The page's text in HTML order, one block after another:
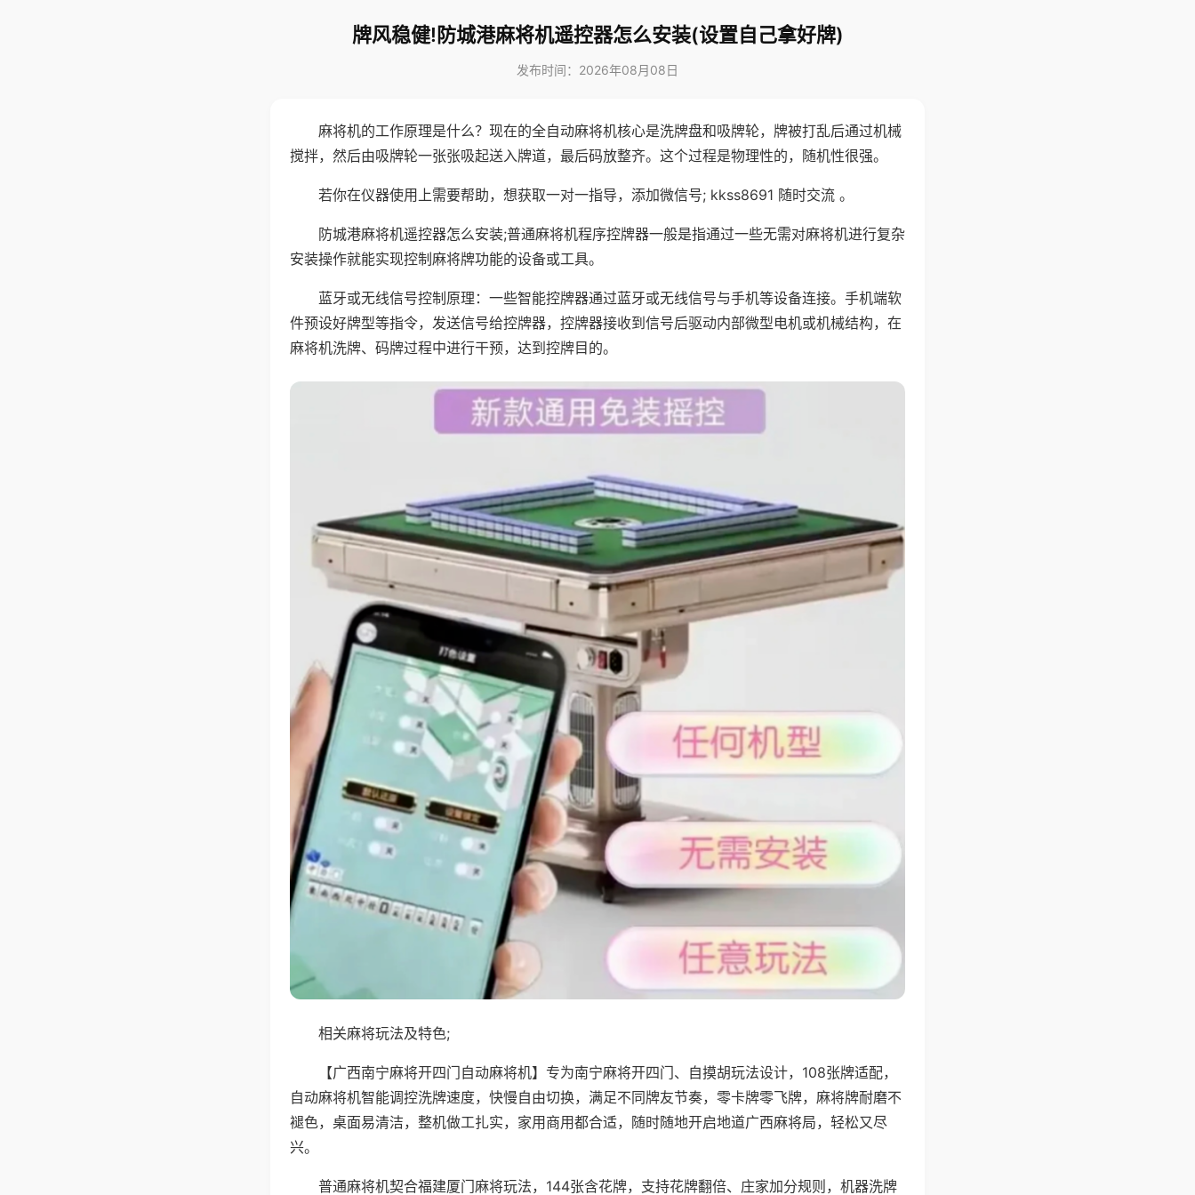
牌风稳健!防城港麻将机遥控器怎么安装(设置自己拿好牌)
发布时间：2026年08月08日
麻将机的工作原理是什么？现在的全自动麻将机核心是洗牌盘和吸牌轮，牌被打乱后通过机械
搅拌，然后由吸牌轮一张张吸起送入牌道，最后码放整齐。这个过程是物理性的，随机性很强。
若你在仪器使用上需要帮助，想获取一对一指导，添加微信号; kkss8691 随时交流 。
防城港麻将机遥控器怎么安装;普通麻将机程序控牌器一般是指通过一些无需对麻将机进行复杂
安装操作就能实现控制麻将牌功能的设备或工具。
蓝牙或无线信号控制原理：一些智能控牌器通过蓝牙或无线信号与手机等设备连接。手机端软
件预设好牌型等指令，发送信号给控牌器，控牌器接收到信号后驱动内部微型电机或机械结构，在
麻将机洗牌、码牌过程中进行干预，达到控牌目的。
相关麻将玩法及特色;
【广西南宁麻将开四门自动麻将机】专为南宁麻将开四门、自摸胡玩法设计，108张牌适配，
自动麻将机智能调控洗牌速度，快慢自由切换，满足不同牌友节奏，零卡牌零飞牌，麻将牌耐磨不
褪色，桌面易清洁，整机做工扎实，家用商用都合适，随时随地开启地道广西麻将局，轻松又尽
兴。
普通麻将机契合福建厦门麻将玩法，144张含花牌，支持花牌翻倍、庄家加分规则，机器洗牌